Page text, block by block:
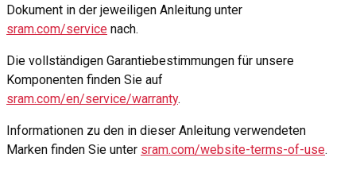
Dokument in der jeweiligen Anleitung unter
sram.com/service nach.
Die vollständigen Garantiebestimmungen für unsere
Komponenten finden Sie auf
sram.com/en/service/warranty.
Informationen zu den in dieser Anleitung verwendeten
Marken finden Sie unter sram.com/website-terms-of-use.